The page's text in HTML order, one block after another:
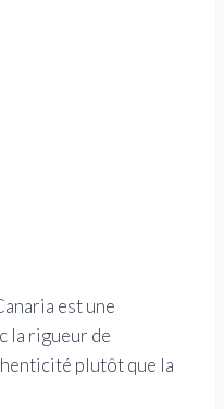
est une
la rigueur de
plutôt que la